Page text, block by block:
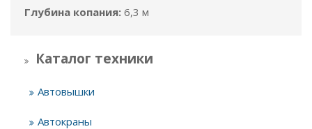
Глубина копания: 6,3 м
Каталог техники
Автовышки
Автокраны